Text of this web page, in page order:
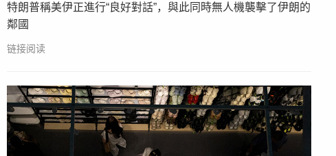
特朗普稱美伊正進行“良好對話”，與此同時無人機襲擊了伊朗的
鄰國
链接阅读